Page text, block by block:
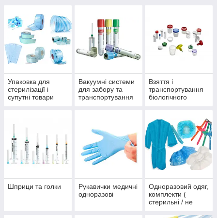
Упаковка для
стерилізації і
супутні товари
Вакуумні системи
для забору та
транспортування
Взяття і
транспортування
біологічного
Шприци та голки
Рукавички медичні
одноразові
Одноразовий одяг,
комплекти (
стерильні / не